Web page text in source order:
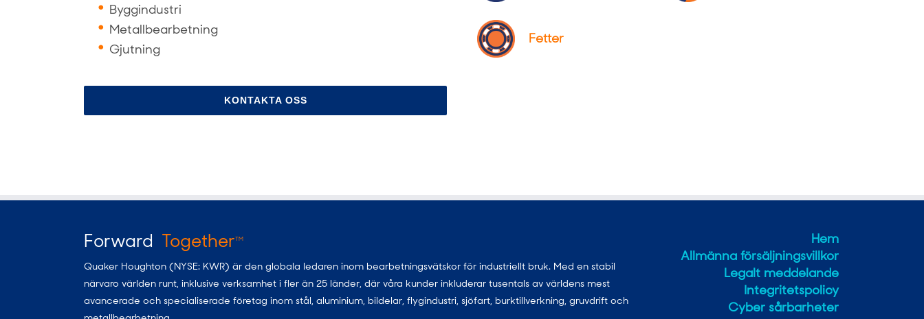
Byggindustri
Metallbearbetning
Gjutning
KONTAKTA OSS
Fetter
Forward TogetherTM
Quaker Houghton (NYSE: KWR) är den globala ledaren inom bearbetningsvätskor för industriellt bruk. Med en stabil
närvaro världen runt, inklusive verksamhet i fler än 25 länder, där våra kunder inkluderar tusentals av världens mest
avancerade och specialiserade företag inom stål, aluminium, bildelar, flygindustri, sjöfart, burktillverkning, gruvdrift och
Hem
Allmänna försäljningsvillkor
Legalt meddelande
Integritetspolicy
Cyber sårbarheter